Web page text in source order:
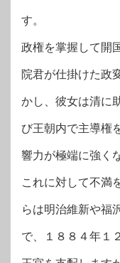
す。
政権を掌握して開
院君が仕掛けた政
かし、彼女は清に
び王朝内で主導権
響力が極端に強く
これに対して不満
らは明治維新や福
で、１８８４年１